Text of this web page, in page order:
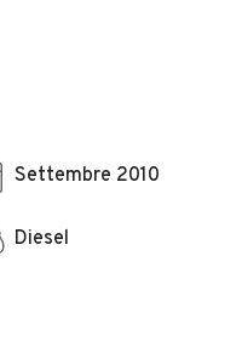
Settembre 2010
Diesel